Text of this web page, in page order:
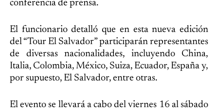
conferencia de prensa.
El funcionario detalló que en esta nueva edición
del “Tour El Salvador” participarán representantes
de diversas nacionalidades, incluyendo China,
Italia, Colombia, México, Suiza, Ecuador, España y,
por supuesto, El Salvador, entre otras.
El evento se llevará a cabo del viernes 16 al sábado